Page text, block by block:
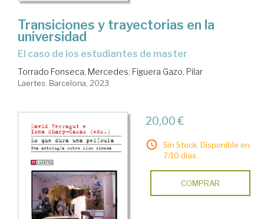
Transiciones y trayectorias en la
universidad
el caso de los estudiantes de master
Torrado Fonseca, Mercedes; Figuera Gazo, Pilar
Laertes. Barcelona, 2023
20,00 €
Sin Stock. Disponible en
7/10 días.
COMPRAR